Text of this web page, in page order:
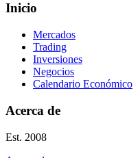
Inicio
Mercados
Trading
Inversiones
Negocios
Calendario Económico
Acerca de
Est. 2008